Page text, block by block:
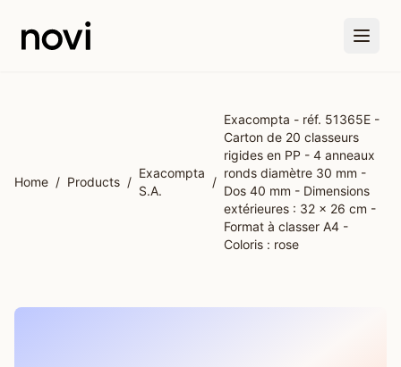
Home / Products /
Exacompta
S.A.
/
Exacompta - réf. 51365E -
Carton de 20 classeurs
rigides en PP - 4 anneaux
ronds diamètre 30 mm -
Dos 40 mm - Dimensions
extérieures : 32 x 26 cm -
Format à classer A4 -
Coloris : rose